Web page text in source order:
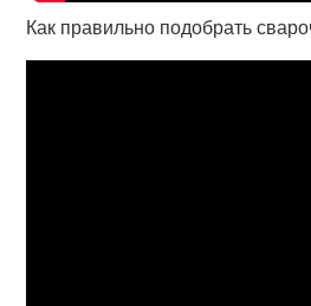
Как правильно подобрать